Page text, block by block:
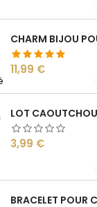
Prix
11,99 €
Prix
3,99 €